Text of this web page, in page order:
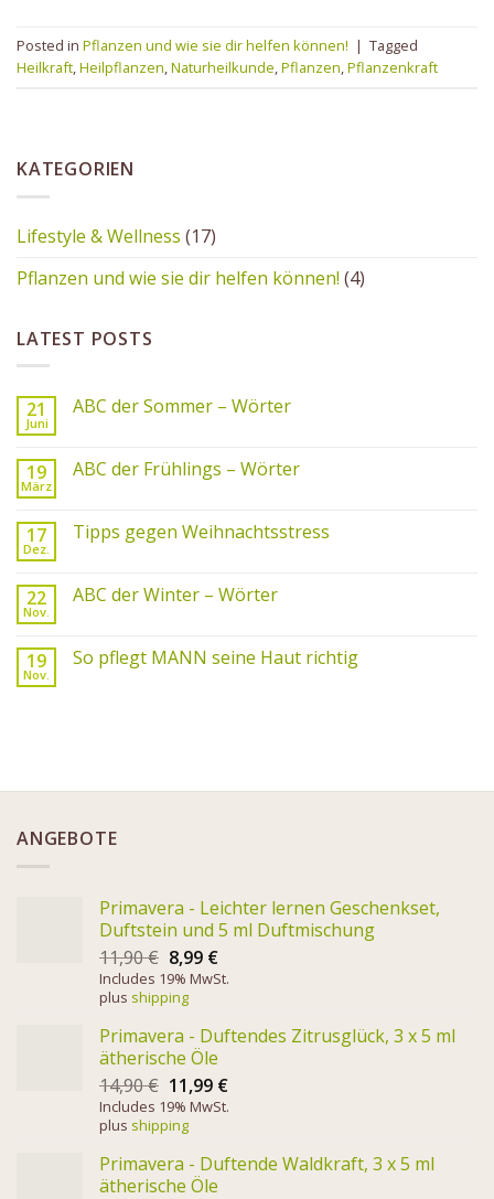
Posted in Pflanzen und wie sie dir helfen können! | Tagged
Heilkraft,Heilpflanzen,Naturheilkunde,Pflanzen,Pflanzenkraft
KATEGORIEN
Lifestyle & Wellness (17)
Pflanzen und wie sie dir helfen können! (4)
LATEST POSTS
21
Juni
ABC der Sommer – Wörter
19
März
ABC der Frühlings – Wörter
17
Dez.
Tipps gegen Weihnachtsstress
22
Nov.
ABC der Winter – Wörter
19
Nov.
So pflegt MANN seine Haut richtig
ANGEBOTE
Primavera - Leichter lernen Geschenkset,
Duftstein und 5 ml Duftmischung
11,90€ 8,99 €
Includes 19% MwSt.
plus shipping
Primavera - Duftendes Zitrusglück, 3 x 5 ml
ätherische Öle
14,90€ 11,99 €
Includes 19% MwSt.
plus shipping
Primavera - Duftende Waldkraft, 3 x 5 ml
ätherische Öle